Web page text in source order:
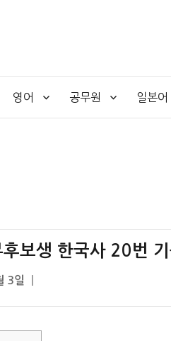
영어 공무원 일본어
보생 한국사 20번 기
3일